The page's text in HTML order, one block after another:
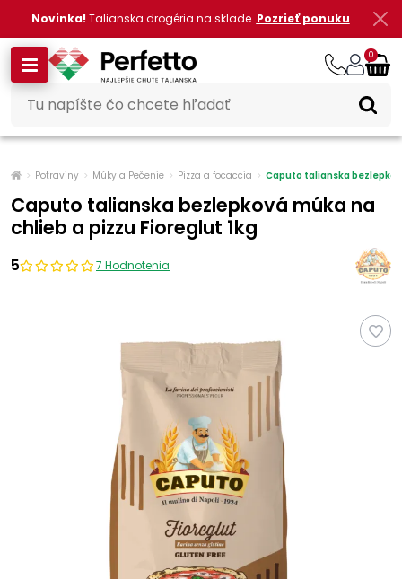
Novinka! Talianska drogéria na sklade. Pozrieť ponuku
0
Potraviny Múky a Pečenie Pizza a focaccia Caputo talianska
Caputo talianska bezlepková múka na
chlieb a pizzu Fioreglut 1kg
5 7 Hodnotenia